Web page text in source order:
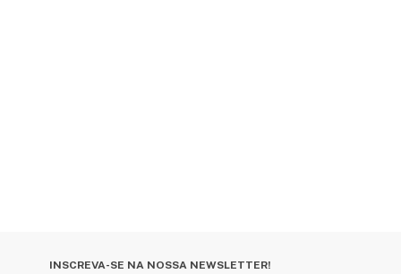
INSCREVA-SE NA NOSSA NEWSLETTER!